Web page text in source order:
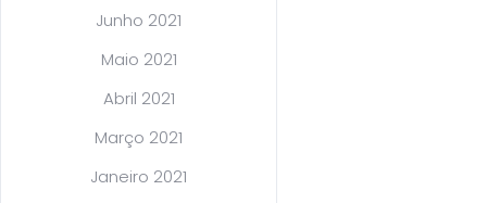
Junho 2021
Maio 2021
Abril 2021
Março 2021
Janeiro 2021